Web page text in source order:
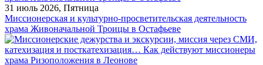
31 июль 2026, Пятница
Миссионерская и культурно-просветительская деятельность
храма Живоначальной Троицы в Остафьеве